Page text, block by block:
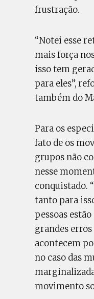
frustração.
“Notei esse
mais força
isso tem
para eles”,
também do
Para os
fato de os
grupos não
nesse
conquistado.
tanto para
pessoas
grandes erros
acontecem
no caso das
movimento